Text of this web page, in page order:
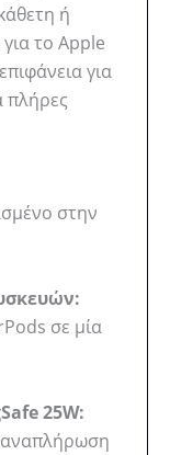
ή
το Apple
για
πλήρες
στην
σε μία
25W:
αναπλήρωση